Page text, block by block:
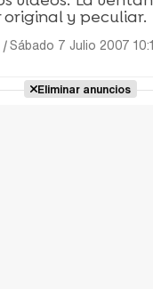
y peculiar.
|Sábado 7 Julio 2007
Eliminar anuncios